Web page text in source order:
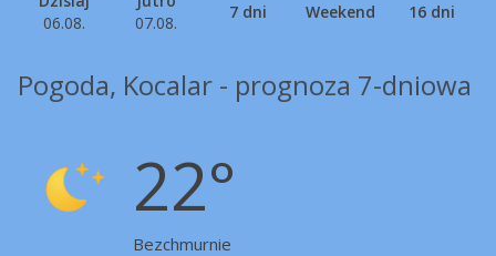
06.08.
07.08.
7 dni Weekend 16 dni
Pogoda, Kocalar - prognoza 7-dniowa
22°
Bezchmurnie